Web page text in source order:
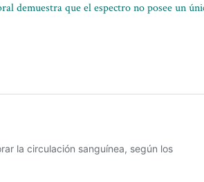
demuestra que el espectro no posee un